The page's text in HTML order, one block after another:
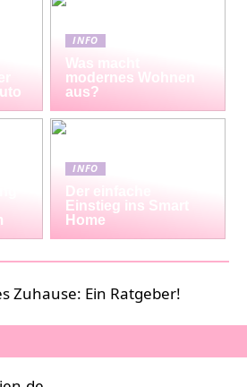
INFO
Was macht
modernes Wohnen
aus?
INFO
Der einfache
Einstieg ins Smart
Home
Zuhause: Ein Ratgeber!